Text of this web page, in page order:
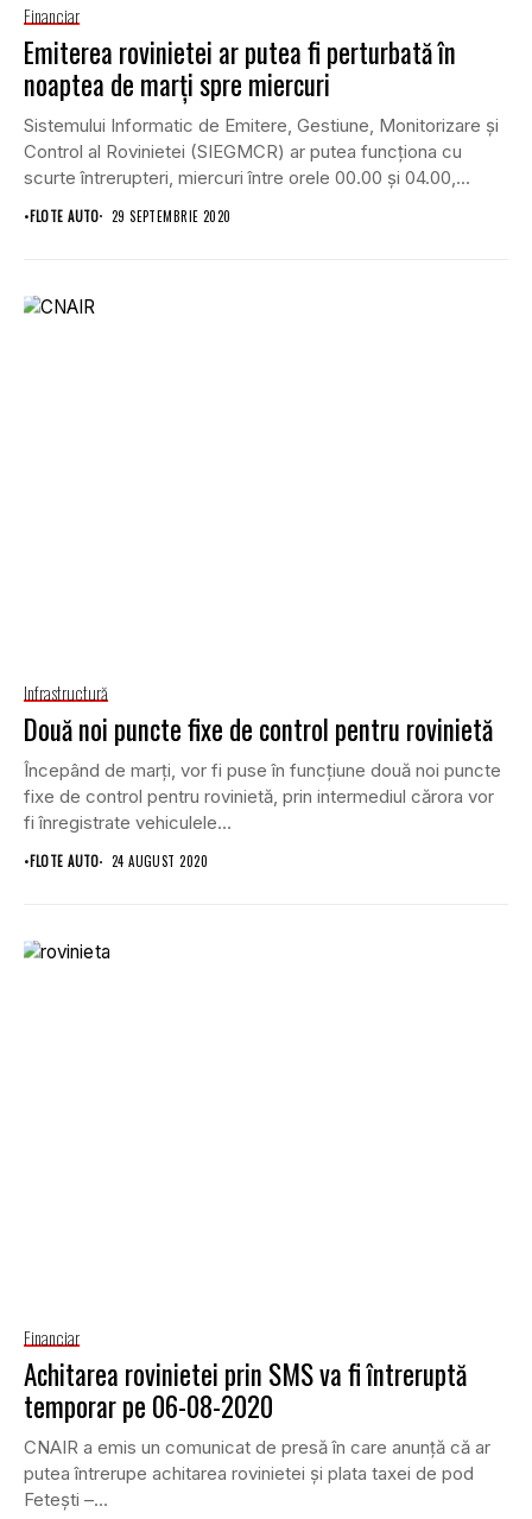
Financiar
Emiterea rovinietei ar putea fi perturbată în
noaptea de marți spre miercuri
Sistemului Informatic de Emitere, Gestiune, Monitorizare şi
Control al Rovinietei (SIEGMCR) ar putea funcționa cu
scurte întrerupteri, miercuri între orele 00.00 şi 04.00,...
•FLOTE AUTO 29 SEPTEMBRIE 2020
Infrastructură
Două noi puncte fixe de control pentru rovinietă
Începând de marţi, vor fi puse în funcţiune două noi puncte
fixe de control pentru rovinietă, prin intermediul cărora vor
fi înregistrate vehiculele...
•FLOTE AUTO 24 AUGUST 2020
Financiar
Achitarea rovinietei prin SMS va fi întreruptă
temporar pe 06-08-2020
CNAIR a emis un comunicat de presă în care anunță că ar
putea întrerupe achitarea rovinietei și plata taxei de pod
Fetești –...